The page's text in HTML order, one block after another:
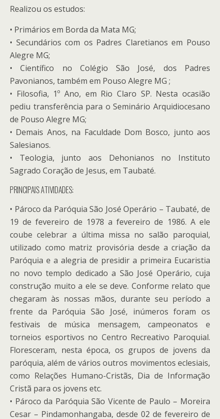
Realizou os estudos:
• Primários em Borda da Mata MG;
• Secundários com os Padres Claretianos em Pouso
Alegre MG;
• Científico no Colégio São José, dos Padres
Pavonianos, também em Pouso Alegre MG ;
• Filosofia, 1º Ano, em Rio Claro SP. Nesta ocasião
pediu transferência para o Seminário Arquidiocesano
de Pouso Alegre MG;
• Demais Anos, na Faculdade Dom Bosco, junto aos
Salesianos.
• Teologia, junto aos Dehonianos no Instituto
Sagrado Coração de Jesus, em Taubaté.
PRINCIPAIS ATIVIDADES:
• Pároco da Paróquia São José Operário – Taubaté, de
19 de fevereiro de 1978 a fevereiro de 1986. A ele
coube celebrar a última missa no salão paroquial,
utilizado como matriz provisória desde a criação da
Paróquia e a alegria de presidir a primeira Eucaristia
no novo templo dedicado a São José Operário, cuja
construção muito a ele se deve. Conforme relato que
chegaram às nossas mãos, durante seu período a
frente da Paróquia São José, inúmeros foram os
festivais de música mensagem, campeonatos e
torneios esportivos no Centro Recreativo Paroquial.
Floresceram, nesta época, os grupos de jovens da
paróquia, além de vários outros movimentos eclesiais,
como Relações Humano-Cristãs, Dia de Informação
Cristã para os jovens etc.
• Pároco da Paróquia São Vicente de Paulo – Moreira
Cesar – Pindamonhangaba, desde 02 de fevereiro de